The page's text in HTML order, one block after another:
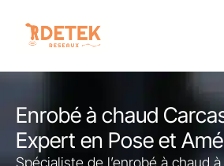
contenu
Enrobé à chaud
Expert en Pose et
Spécialiste de l’enrobé à chaud